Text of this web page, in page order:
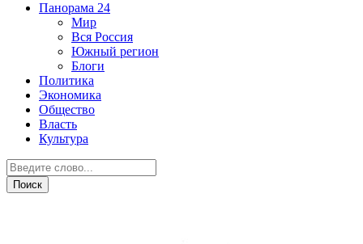
Панорама 24
Мир
Вся Россия
Южный регион
Блоги
Политика
Экономика
Общество
Власть
Культура